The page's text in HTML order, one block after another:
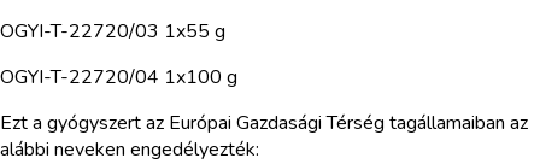
OGYI-T-22720/03 1x55 g
OGYI-T-22720/04 1x100 g
Ezt a gyógyszert az Európai Gazdasági Térség tagállamaiban az
alábbi neveken engedélyezték: